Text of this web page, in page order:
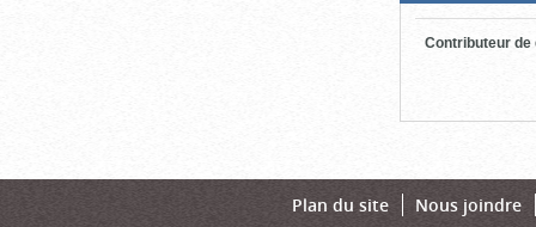
Contributeur de
Plan du site Nous joindre